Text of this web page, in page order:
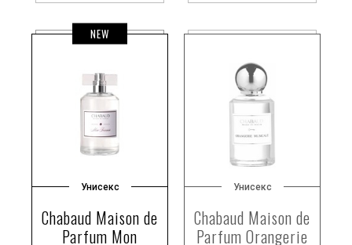
NEW
Унисекс
Chabaud Maison de
Parfum Mon
Унисекс
Chabaud Maison de
Parfum Orangerie